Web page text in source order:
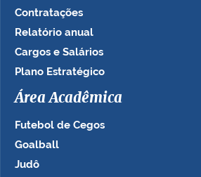
Contratações
Relatório anual
Cargos e Salários
Plano Estratégico
Área Acadêmica
Futebol de Cegos
Goalball
Judô